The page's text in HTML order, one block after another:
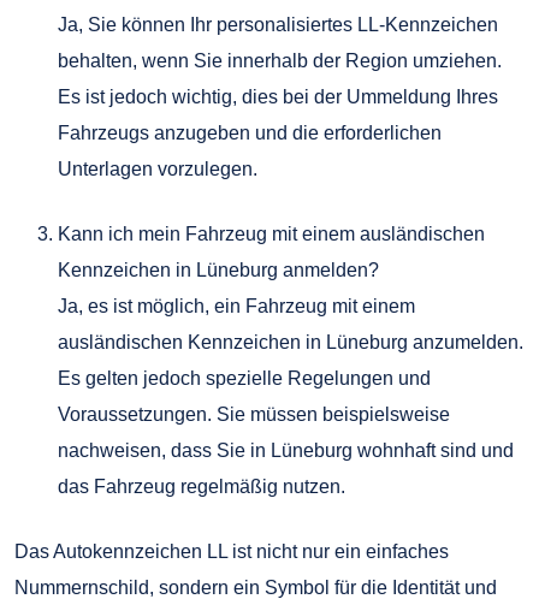
Ja, Sie können Ihr personalisiertes LL-Kennzeichen
behalten, wenn Sie innerhalb der Region umziehen.
Es ist jedoch wichtig, dies bei der Ummeldung Ihres
Fahrzeugs anzugeben und die erforderlichen
Unterlagen vorzulegen.
Kann ich mein Fahrzeug mit einem ausländischen
Kennzeichen in Lüneburg anmelden?
Ja, es ist möglich, ein Fahrzeug mit einem
ausländischen Kennzeichen in Lüneburg anzumelden.
Es gelten jedoch spezielle Regelungen und
Voraussetzungen. Sie müssen beispielsweise
nachweisen, dass Sie in Lüneburg wohnhaft sind und
das Fahrzeug regelmäßig nutzen.
Das Autokennzeichen LL ist nicht nur ein einfaches
Nummernschild, sondern ein Symbol für die Identität und